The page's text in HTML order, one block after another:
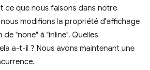
ce que nous faisons dans notre
modifions la propriété d'affichage
"none" à "inline". Quelles
a-t-il ? Nous avons maintenant une